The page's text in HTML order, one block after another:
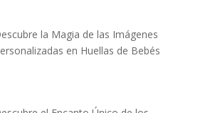
la Magia de las Imágenes
en Huellas de Bebés